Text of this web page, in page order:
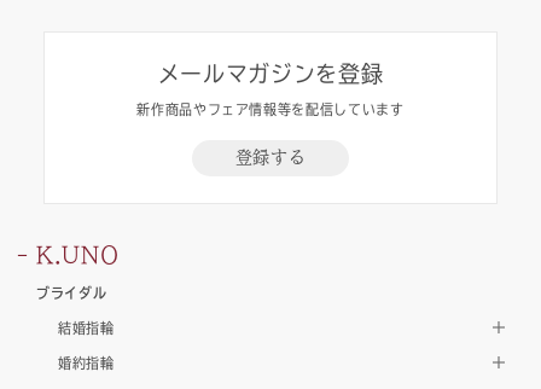
メールマガジンを登録
新作商品やフェア情報等を配信しています
登録する
K.UNO
ブライダル
結婚指輪
婚約指輪